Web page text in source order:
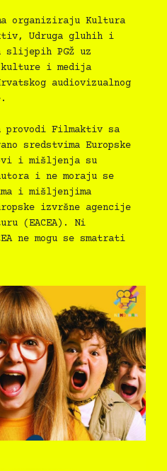
organiziraju Kultura
Udruga gluhih i
slijepih PGŽ uz
kulture i medija
audiovizualnog
provodi Filmaktiv sa
sredstvima Europske
i mišljenja su
i ne moraju se
i mišljenjima
izvršne agencije
(EACEA). Ni
ne mogu se smatrati